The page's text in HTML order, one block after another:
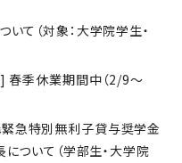
て（対象：大学院学生・
季休業期間中（2/9～
急特別無利子貸与奨学金
ついて（学部生・大学院